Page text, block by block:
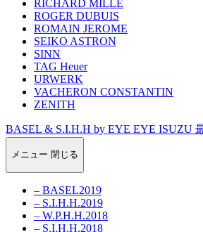
RICHARD MILLE
ROGER DUBUIS
ROMAIN JEROME
SEIKO ASTRON
SINN
TAG Heuer
URWERK
VACHERON CONSTANTIN
ZENITH
BASEL & S.I.H.H by EYE EYE ISUZU
メニュー 閉じる
– BASEL2019
– S.I.H.H.2019
– W.P.H.H.2018
– S.I.H.H.2018